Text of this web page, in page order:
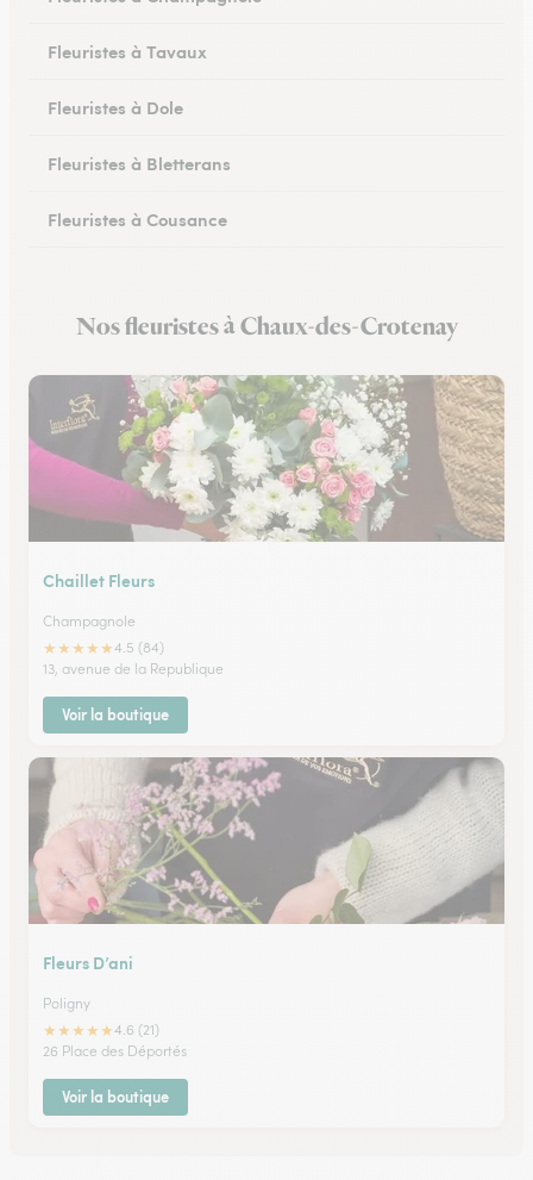
Fleuristes à Tavaux
Fleuristes à Dole
Fleuristes à Bletterans
Fleuristes à Cousance
Fleuristes à Moirans-en-Montagne
Nos fleuristes à Chaux-des-Crotenay
Chaillet Fleurs
Champagnole
★★★★★4.5 (84)
13, avenue de la Republique
Voir la boutique
Fleurs D’ani
Poligny
★★★★★4.6 (21)
26 Place des Déportés
Voir la boutique